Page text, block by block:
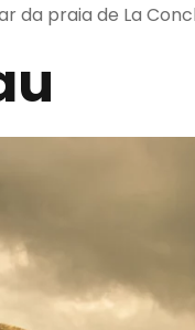
da praia de La